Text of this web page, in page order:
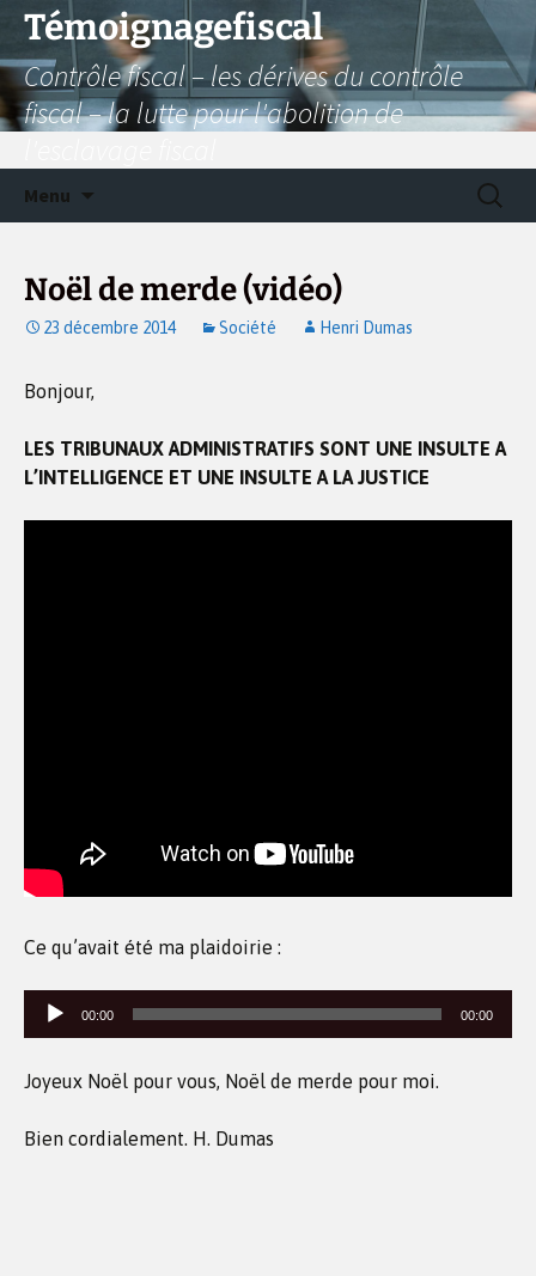
Aller
contenu
Témoignagefiscal
Contrôle fiscal – les dérives du contrôle
fiscal – la lutte pour l'abolition de
Menu
Noël de merde (vidéo)
23 décembre 2014 Société Henri Dumas
Bonjour,
LES TRIBUNAUX ADMINISTRATIFS SONT UNE INSULTE A
L’INTELLIGENCE ET UNE INSULTE A LA JUSTICE
Ce qu’avait été ma plaidoirie :
Lecteur
00:00 00:00
Joyeux Noël pour vous, Noël de merde pour moi.
Bien cordialement. H. Dumas